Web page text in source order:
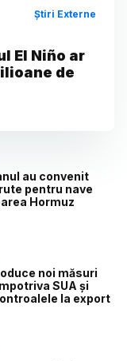
Știri Externe
El Niño ar
de
au convenit
pentru nave
Hormuz
noi măsuri
SUA și
la export